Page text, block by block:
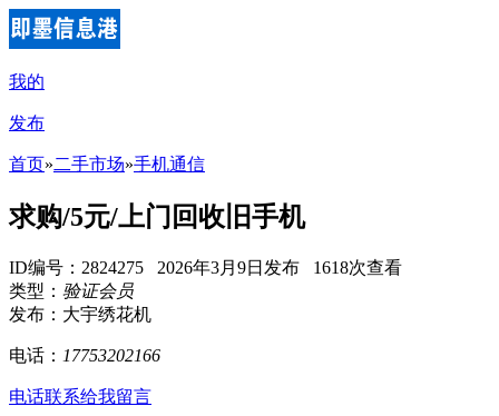
我的
发布
首页»二手市场»手机通信
求购/5元/上门回收旧手机
ID编号：2824275 2026年3月9日发布 1618次查看
类型： 验证会员
发布：大宇绣花机
电话： 17753202166
电话联系给我留言